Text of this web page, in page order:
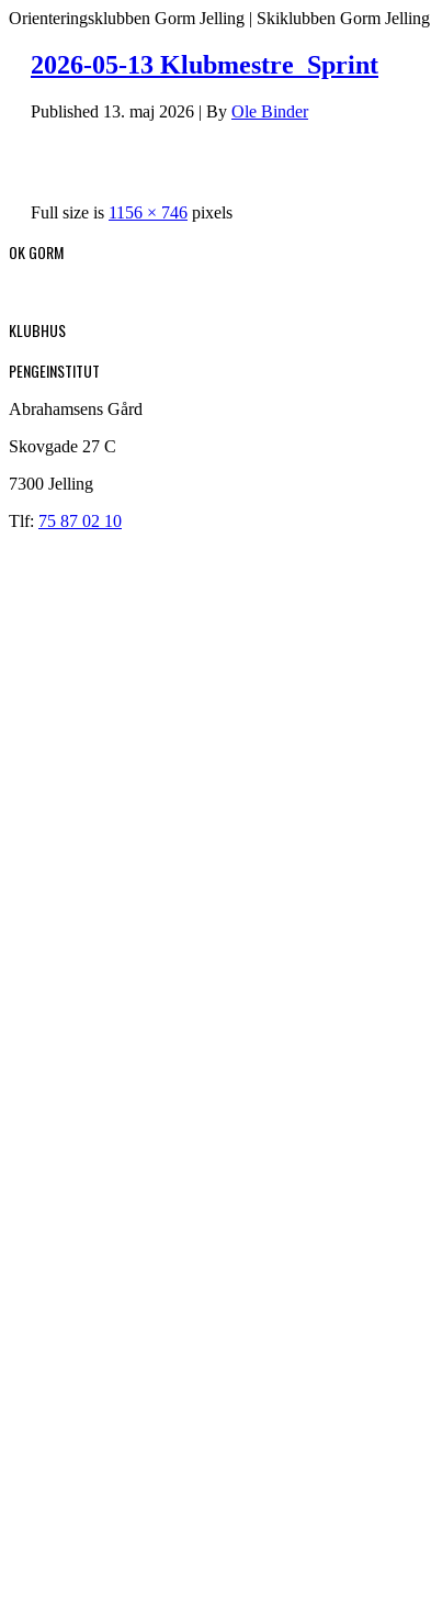
Orienteringsklubben Gorm Jelling | Skiklubben Gorm Jelling
2026-05-13 Klubmestre_Sprint
Published 13. maj 2026 | By Ole Binder
Full size is 1156 × 746 pixels
OK GORM
KLUBHUS
PENGEINSTITUT
Abrahamsens Gård
Skovgade 27 C
7300 Jelling
Tlf: 75 87 02 10